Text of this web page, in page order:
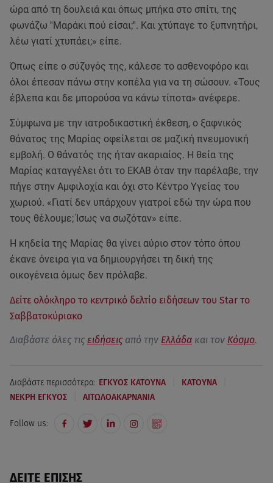
ώρα από τη δουλειά και όπως μπήκα στο σπίτι, της
φωνάζω ''Μαράκι πού είσαι;''. Και χτύπαγε το ξυπνητήρι,
λέω γιατί χτυπάει;» είπε.
Όπως είπε ο σύζυγός της, κάλεσε το ασθενοφόρο και
όλοι έπεσαν πάνω στην κοπέλα για να τη σώσουν. «Τους
έβλεπα και δε μπορούσα να κάνω τίποτα» ανέφερε.
Σύμφωνα με την ιατροδικαστική έκθεση, ο ξαφνικός
θάνατος της Μαρίας οφείλεται σε μαζική πνευμονική
εμβολή. Ο θάνατός της ήταν ακαριαίος. Η θεία της
Μαρίας καταγγέλει ότι το ΕΚΑΒ όταν την παρέλαβε, την
πήγε στην Αμφιλοχία και όχι στο Κέντρο Υγείας του
χωριού. «Γιατί δεν υπάρχουν γιατροί εδώ την ώρα που
τους θέλουμε; Ίσως να σωζόταν» είπε.
Η κηδεία της Μαρίας θα γίνει αύριο στον τόπο όπου
έκανε όνειρα για να δημιουργήσει τη δική της
οικογένεια όμως δεν πρόλαβε.
Δείτε ολόκληρο το κεντρικό δελτίο ειδήσεων του Star το
Σαββατοκύριακο
Διαβάστε όλες τις ειδήσεις από την Ελλάδα και τον Κόσμο.
Διαβάστε περισσότερα: ΕΓΚΥΟΣ ΚΑΤΟΥΝΑ ΚΑΤΟΥΝΑ
ΝΕΚΡΗ ΕΓΚΥΟΣ ΑΙΤΩΛΟΑΚΑΡΝΑΝΙΑ
Follow us:
ΔΕΙΤΕ ΕΠΙΣΗΣ